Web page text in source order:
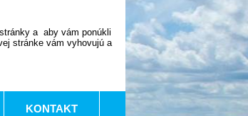
a aby vám ponúkli
stránke vám vyhovujú a
KONTAKT